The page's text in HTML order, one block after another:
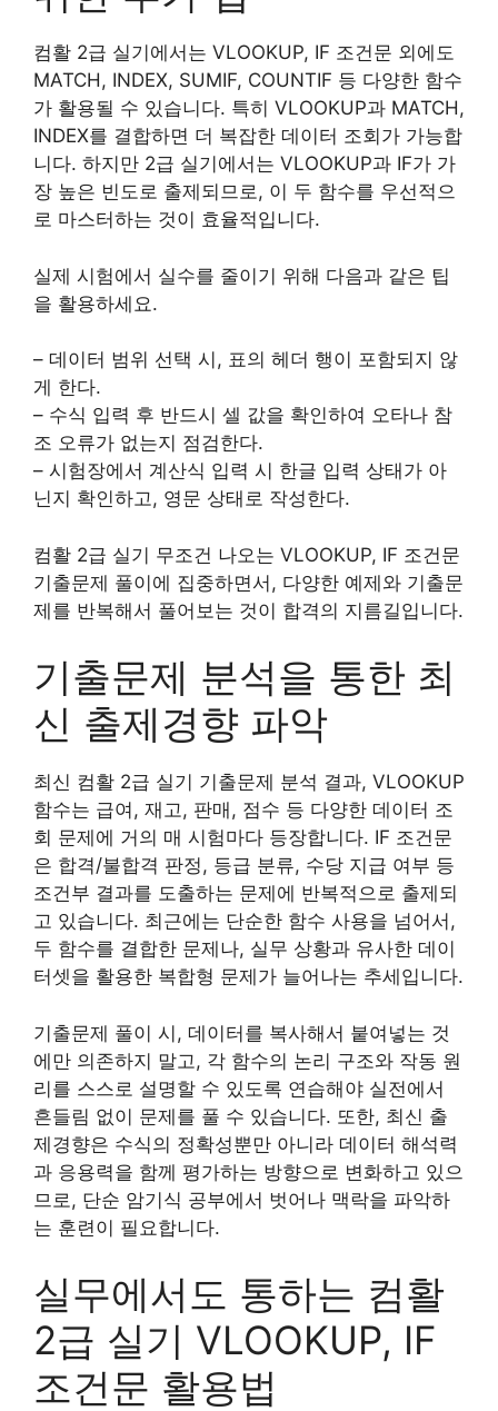
컴활 2급 실기에서는 VLOOKUP, IF 조건문 외에도
MATCH, INDEX, SUMIF, COUNTIF 등 다양한 함수
가 활용될 수 있습니다. 특히 VLOOKUP과 MATCH,
INDEX를 결합하면 더 복잡한 데이터 조회가 가능합
니다. 하지만 2급 실기에서는 VLOOKUP과 IF가 가
장 높은 빈도로 출제되므로, 이 두 함수를 우선적으
로 마스터하는 것이 효율적입니다.
실제 시험에서 실수를 줄이기 위해 다음과 같은 팁
을 활용하세요.
– 데이터 범위 선택 시, 표의 헤더 행이 포함되지 않
게 한다.
– 수식 입력 후 반드시 셀 값을 확인하여 오타나 참
조 오류가 없는지 점검한다.
– 시험장에서 계산식 입력 시 한글 입력 상태가 아
닌지 확인하고, 영문 상태로 작성한다.
컴활 2급 실기 무조건 나오는 VLOOKUP, IF 조건문
기출문제 풀이에 집중하면서, 다양한 예제와 기출문
제를 반복해서 풀어보는 것이 합격의 지름길입니다.
기출문제 분석을 통한 최
신 출제경향 파악
최신 컴활 2급 실기 기출문제 분석 결과, VLOOKUP
함수는 급여, 재고, 판매, 점수 등 다양한 데이터 조
회 문제에 거의 매 시험마다 등장합니다. IF 조건문
은 합격/불합격 판정, 등급 분류, 수당 지급 여부 등
조건부 결과를 도출하는 문제에 반복적으로 출제되
고 있습니다. 최근에는 단순한 함수 사용을 넘어서,
두 함수를 결합한 문제나, 실무 상황과 유사한 데이
터셋을 활용한 복합형 문제가 늘어나는 추세입니다.
기출문제 풀이 시, 데이터를 복사해서 붙여넣는 것
에만 의존하지 말고, 각 함수의 논리 구조와 작동 원
리를 스스로 설명할 수 있도록 연습해야 실전에서
흔들림 없이 문제를 풀 수 있습니다. 또한, 최신 출
제경향은 수식의 정확성뿐만 아니라 데이터 해석력
과 응용력을 함께 평가하는 방향으로 변화하고 있으
므로, 단순 암기식 공부에서 벗어나 맥락을 파악하
는 훈련이 필요합니다.
실무에서도 통하는 컴활
2급 실기 VLOOKUP, IF
조건문 활용법